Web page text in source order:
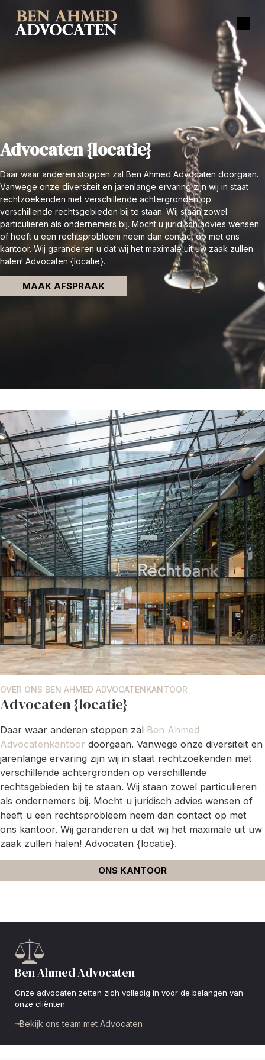
Advocaten {locatie}
Daar waar anderen stoppen zal Ben Ahmed Advocaten doorgaan.
Vanwege onze diversiteit en jarenlange ervaring zijn wij in staat
rechtzoekenden met verschillende achtergronden op
verschillende rechtsgebieden bij te staan. Wij staan zowel
particulieren als ondernemers bij. Mocht u juridisch advies wensen
of heeft u een rechtsprobleem neem dan contact op met ons
kantoor. Wij garanderen u dat wij het maximale uit uw zaak zullen
halen! Advocaten {locatie}.
MAAK AFSPRAAK
OVER ONS BEN AHMED ADVOCATENKANTOOR
Advocaten {locatie}
Daar waar anderen stoppen zal Ben Ahmed
Advocatenkantoor doorgaan. Vanwege onze diversiteit en
jarenlange ervaring zijn wij in staat rechtzoekenden met
verschillende achtergronden op verschillende
rechtsgebieden bij te staan. Wij staan zowel particulieren
als ondernemers bij. Mocht u juridisch advies wensen of
heeft u een rechtsprobleem neem dan contact op met
ons kantoor. Wij garanderen u dat wij het maximale uit uw
zaak zullen halen! Advocaten {locatie}.
ONS KANTOOR
Ben Ahmed Advocaten
Onze advocaten zetten zich volledig in voor de belangen van
onze cliënten
Bekijk ons team met Advocaten